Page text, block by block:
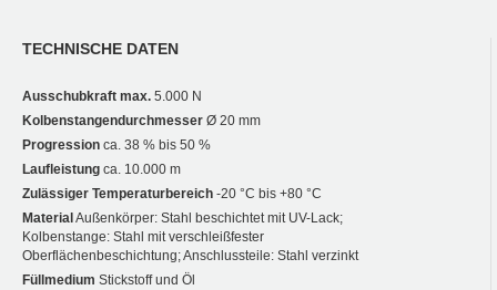
TECHNISCHE DATEN
Ausschubkraft max. 5.000 N
Kolbenstangendurchmesser Ø 20 mm
Progression ca. 38 % bis 50 %
Laufleistung ca. 10.000 m
Zulässiger Temperaturbereich -20 °C bis +80 °C
Material Außenkörper: Stahl beschichtet mit UV-Lack;
Kolbenstange: Stahl mit verschleißfester
Oberflächenbeschichtung; Anschlussteile: Stahl verzinkt
Füllmedium Stickstoff und Öl